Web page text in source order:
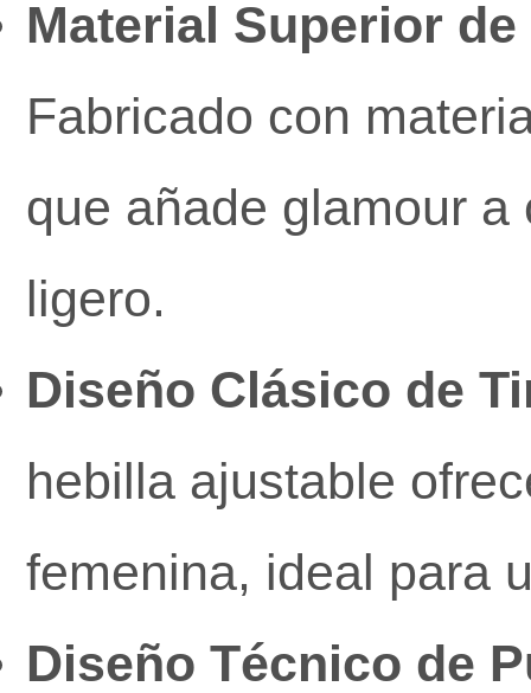
Material Superior
Fabricado con
que añade glamour
ligero.
Diseño Clásico de
hebilla ajustable
femenina, ideal para
Diseño Técnico de